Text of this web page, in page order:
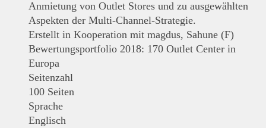
Anmietung von Outlet Stores und zu ausgewählten
Aspekten der Multi-Channel-Strategie.
Erstellt in Kooperation mit magdus, Sahune (F)
Bewertungsportfolio 2018: 170 Outlet Center in
Europa
Seitenzahl
100 Seiten
Sprache
Englisch